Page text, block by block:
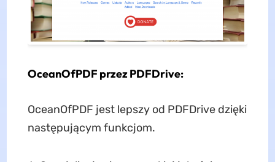
OceanOfPDF przez PDFDrive:
OceanOfPDF jest lepszy od PDFDrive dzięki
następującym funkcjom.